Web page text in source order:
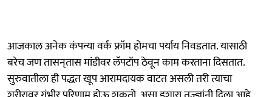
आजकाल अनेक कंपन्या वर्क फ्रॉम होमचा पर्याय निवडतात. यासाठी
बरेच जण तासन्‌तास मांडीवर लॅपटॉप ठेवून काम करताना दिसतात.
सुरुवातीला ही पद्धत खूप आरामदायक वाटत असली तरी त्याचा